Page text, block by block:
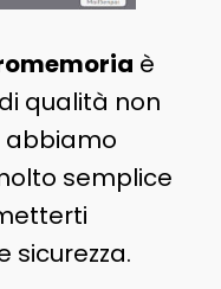
è
qualità non
abbiamo
semplice
sicurezza.